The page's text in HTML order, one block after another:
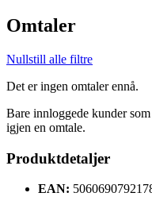
Omtaler
Nullstill alle filtre
Det er ingen omtaler ennå.
Bare innloggede kunder
igjen en omtale.
Produktdetaljer
EAN: